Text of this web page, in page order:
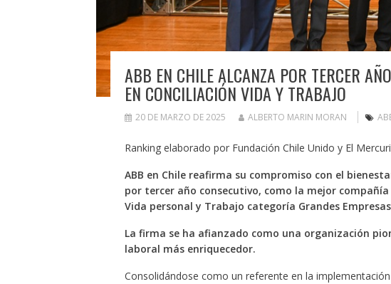
ABB EN CHILE ALCANZA POR TERCER
EN CONCILIACIÓN VIDA Y TRABAJO
20 DE MARZO DE 2025 ALBERTO MARIN MORAN
Ranking elaborado por Fundación Chile Unido y El
ABB en Chile reafirma su compromiso con el
por tercer año consecutivo, como la mejor
Vida personal y Trabajo categoría Grandes
La firma se ha afianzado como una organización
laboral más enriquecedor.
Consolidándose como un referente en la